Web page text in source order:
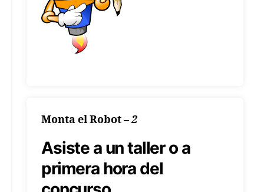
Monta el Robot–2
Asiste a un taller o a
primera hora del